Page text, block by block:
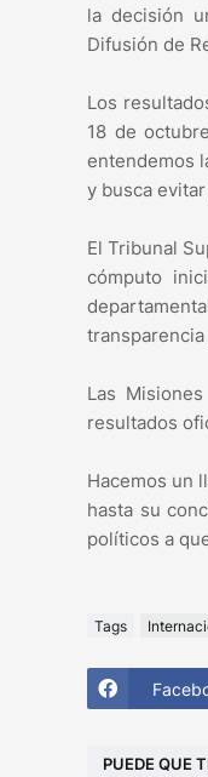
la decisión
Difusión de
Los
18 de
entendemos
y busca
El Tribunal
cómputo
Las
resultados
Hacemos un
hasta su
políticos a
Tags
PUEDE QUE